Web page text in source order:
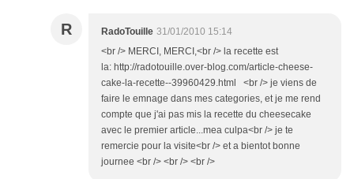
R RadoTouille 31/01/2010 15:14
<br /> MERCI, MERCI,<br /> la recette est
la: http://radotouille.over-blog.com/article-cheese-
cake-la-recette--39960429.html <br /> je viens de
faire le emnage dans mes categories, et je me rend
compte que j'ai pas mis la recette du cheesecake
avec le premier article...mea culpa<br /> je te
remercie pour la visite<br /> et a bientot bonne
journee <br /> <br /> <br />